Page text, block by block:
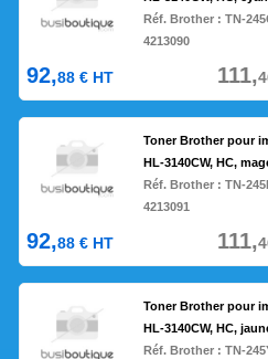
Réf. Brother :TN-
4213090
92,88 € HT 111,
Toner Brother pour
HL-3140CW, HC,
Réf. Brother :TN-
4213091
92,88 € HT 111,
Toner Brother pour
HL-3140CW, HC,
Réf. Brother :TN-